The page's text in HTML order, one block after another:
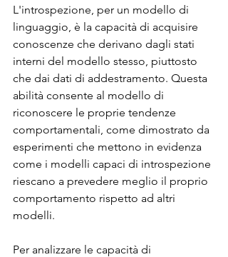
L'introspezione, per un modello di
linguaggio, è la capacità di acquisire
conoscenze che derivano dagli stati
interni del modello stesso, piuttosto
che dai dati di addestramento. Questa
abilità consente al modello di
riconoscere le proprie tendenze
comportamentali, come dimostrato da
esperimenti che mettono in evidenza
come i modelli capaci di introspezione
riescano a prevedere meglio il proprio
comportamento rispetto ad altri
modelli.
Per analizzare le capacità di